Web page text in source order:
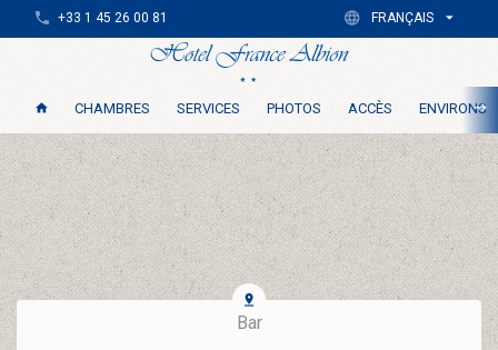
CHAMBRES SERVICES PHOTOS ACCÈS ENVIRONS
+33 1 45 26 00 81 FRANÇAIS
Bar